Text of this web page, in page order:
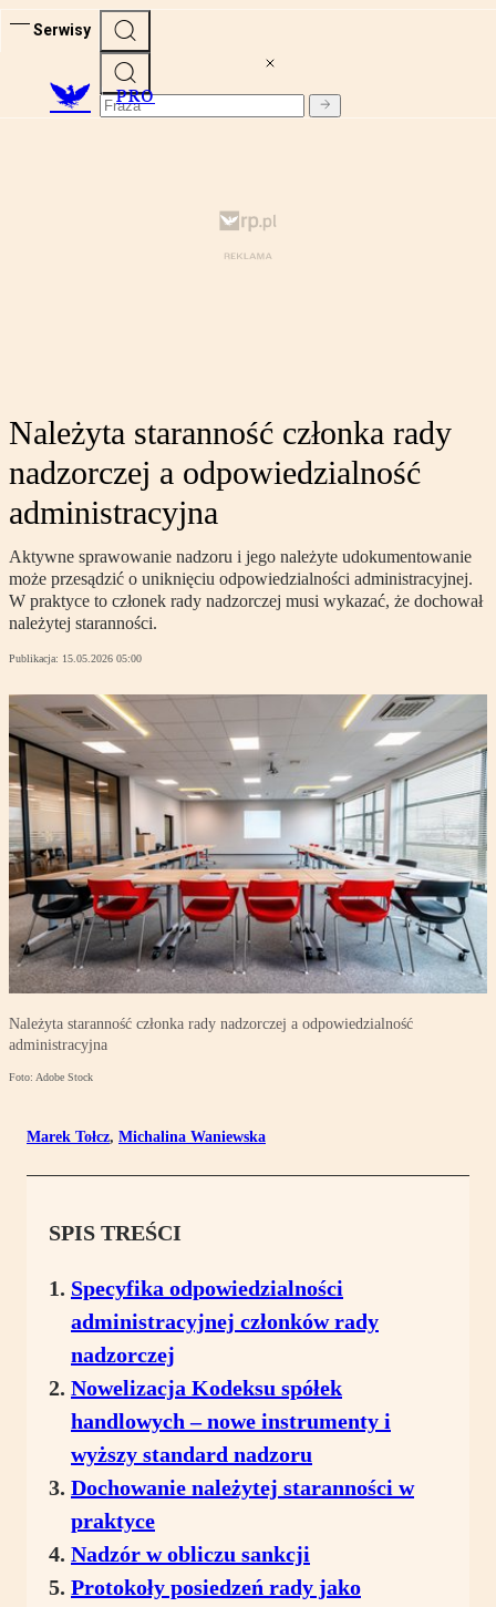
Serwisy
PRO
Należyta staranność członka rady
nadzorczej a odpowiedzialność
administracyjna
Aktywne sprawowanie nadzoru i jego należyte udokumentowanie
może przesądzić o uniknięciu odpowiedzialności administracyjnej.
W praktyce to członek rady nadzorczej musi wykazać, że dochował
należytej staranności.
Publikacja: 15.05.2026 05:00
Należyta staranność członka rady nadzorczej a odpowiedzialność
administracyjna
Foto: Adobe Stock
Marek Tołcz, Michalina Waniewska
SPIS TREŚCI
Specyfika odpowiedzialności
administracyjnej członków rady
nadzorczej
Nowelizacja Kodeksu spółek
handlowych – nowe instrumenty i
wyższy standard nadzoru
Dochowanie należytej staranności w
praktyce
Nadzór w obliczu sankcji
Protokoły posiedzeń rady jako